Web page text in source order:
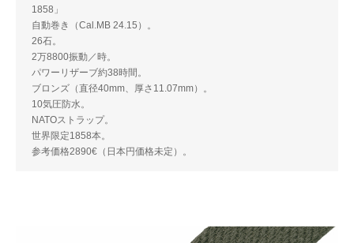
1858」
自動巻き（Cal.MB 24.15）。
26石。
2万8800振動／時。
パワーリザーブ約38時間。
ブロンズ（直径40mm、厚さ11.07mm）。
10気圧防水。
NATOストラップ。
世界限定1858本。
参考価格2890€（日本円価格未定）。